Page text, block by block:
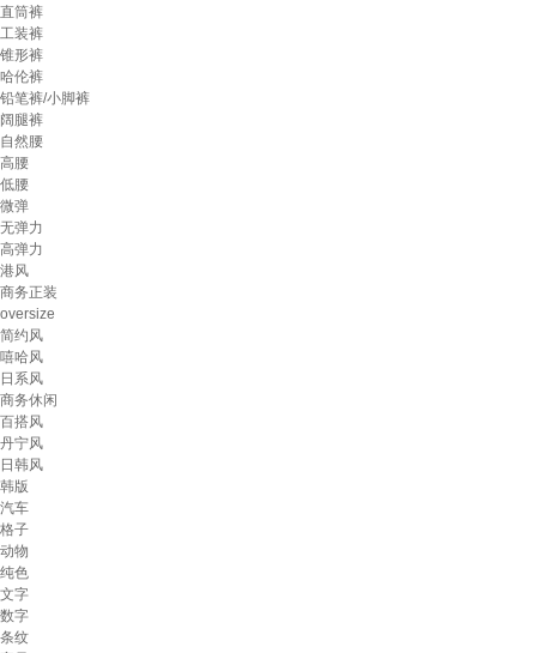
直筒裤
工装裤
锥形裤
哈伦裤
铅笔裤/小脚裤
阔腿裤
自然腰
高腰
低腰
微弹
无弹力
高弹力
港风
商务正装
oversize
简约风
嘻哈风
日系风
商务休闲
百搭风
丹宁风
日韩风
韩版
汽车
格子
动物
纯色
文字
数字
条纹